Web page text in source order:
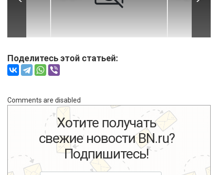
Поделитесь этой статьей:
Comments are disabled
Хотите получать
свежие новости BN.ru?
Подпишитесь!